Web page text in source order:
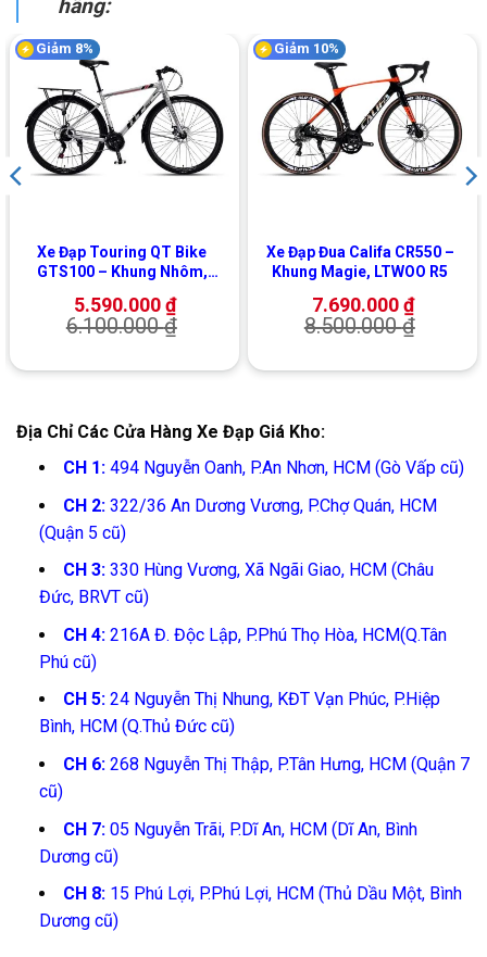
hãng:
Giảm 8%
Xe Đạp Touring QT Bike
GTS100 – Khung Nhôm,
5.590.000₫
6.100.000₫
Giảm 10%
Xe Đạp Đua Califa CR550 –
Khung Magie, LTWOO R5
7.690.000₫
8.500.000₫
Địa Chỉ Các Cửa Hàng Xe Đạp Giá Kho:
CH 1:494 Nguyễn Oanh, P.An Nhơn, HCM (Gò Vấp cũ)
CH 2:322/36 An Dương Vương, P.Chợ Quán, HCM
(Quận 5 cũ)
CH 3:330 Hùng Vương, Xã Ngãi Giao, HCM (Châu
Đức, BRVT cũ)
CH 4:216A Đ. Độc Lập, P.Phú Thọ Hòa, HCM(Q.Tân
Phú cũ)
CH 5:24 Nguyễn Thị Nhung, KĐT Vạn Phúc, P.Hiệp
Bình, HCM (Q.Thủ Đức cũ)
CH 6:268 Nguyễn Thị Thập, P.Tân Hưng, HCM (Quận 7
cũ)
CH 7:05 Nguyễn Trãi, P.Dĩ An, HCM (Dĩ An, Bình
Dương cũ)
CH 8: 15 Phú Lợi, P.Phú Lợi, HCM (Thủ Dầu Một, Bình
Dương cũ)